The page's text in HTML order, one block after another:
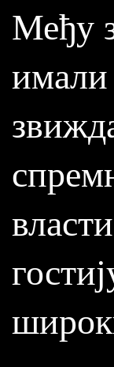
Међу
имали